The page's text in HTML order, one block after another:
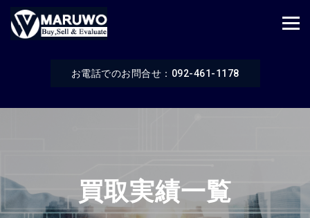
お電話でのお問合せ：092-461-1178
買取実績一覧